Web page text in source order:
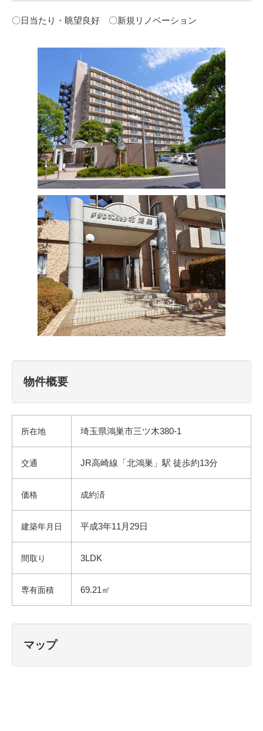
〇日当たり・眺望良好 〇新規リノベーション
物件概要
所在地 埼玉県鴻巣市三ツ木380-1
交通 JR高崎線「北鴻巣」駅 徒歩約13分
価格 成約済
建築年月日 平成3年11月29日
間取り 3LDK
専有面積 69.21㎡
マップ